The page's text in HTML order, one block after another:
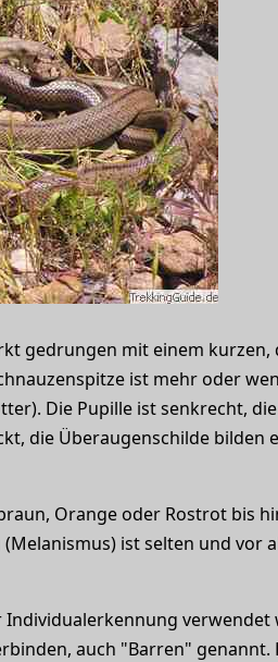
gedrungen mit einem kurzen,
ist mehr oder
Die Pupille ist senkrecht,
die Überaugenschilde bilden
Orange oder Rostrot bis
ist selten und vor
verwendet
auch "Barren" genannt.